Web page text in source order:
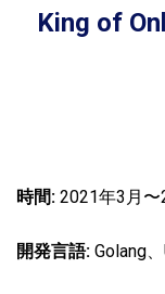
King of
時間: 2021年3月〜
開発言語: Golang